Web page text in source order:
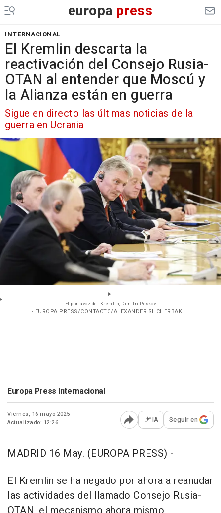
europa press
INTERNACIONAL
El Kremlin descarta la
reactivación del Consejo Rusia-
OTAN al entender que Moscú y
la Alianza están en guerra
Sigue en directo las últimas noticias de la
guerra en Ucrania
El portavoz del Kremlin, Dimitri Peskov
- EUROPA PRESS/CONTACTO/ALEXANDER SHCHERBAK
Europa Press Internacional
Viernes, 16 mayo 2025
Actualizado: 12:26
Abrir opciones para
IA Seguir en
MADRID 16 May. (EUROPA PRESS) -
El Kremlin se ha negado por ahora a reanudar
las actividades del llamado Consejo Rusia-